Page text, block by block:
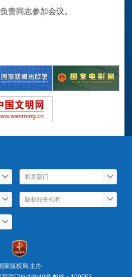
责同志参加会议。
家版权局 主办